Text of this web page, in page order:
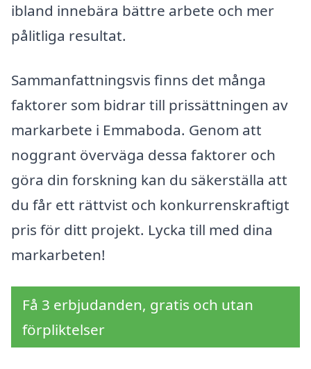
ibland innebära bättre arbete och mer
pålitliga resultat.
Sammanfattningsvis finns det många
faktorer som bidrar till prissättningen av
markarbete i Emmaboda. Genom att
noggrant överväga dessa faktorer och
göra din forskning kan du säkerställa att
du får ett rättvist och konkurrenskraftigt
pris för ditt projekt. Lycka till med dina
markarbeten!
Få 3 erbjudanden, gratis och utan
förpliktelser